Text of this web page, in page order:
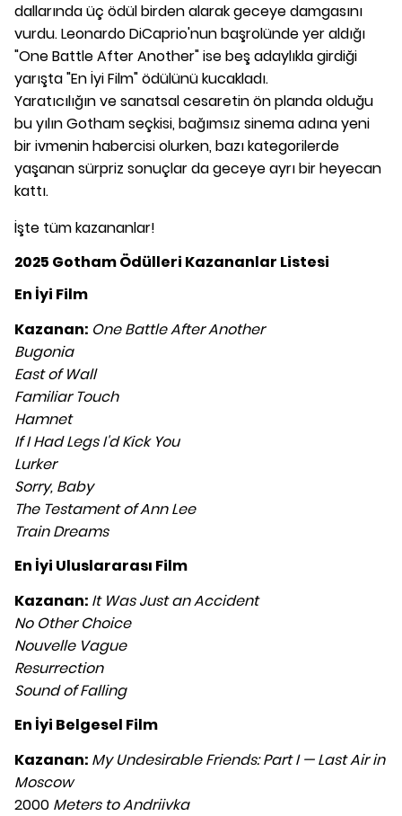
dallarında üç ödül birden alarak geceye damgasını
vurdu. Leonardo DiCaprio'nun başrolünde yer aldığı
"One Battle After Another" ise beş adaylıkla girdiği
yarışta "En İyi Film" ödülünü kucakladı.
Yaratıcılığın ve sanatsal cesaretin ön planda olduğu
bu yılın Gotham seçkisi, bağımsız sinema adına yeni
bir ivmenin habercisi olurken, bazı kategorilerde
yaşanan sürpriz sonuçlar da geceye ayrı bir heyecan
kattı.
İşte tüm kazananlar!
2025 Gotham Ödülleri Kazananlar Listesi
En İyi Film
Kazanan: One Battle After Another
Bugonia
East of Wall
Familiar Touch
Hamnet
If I Had Legs I'd Kick You
Lurker
Sorry, Baby
The Testament of Ann Lee
Train Dreams
En İyi Uluslararası Film
Kazanan: It Was Just an Accident
No Other Choice
Nouvelle Vague
Resurrection
Sound of Falling
En İyi Belgesel Film
Kazanan: My Undesirable Friends: Part I — Last Air in
Moscow
2000 Meters to Andriivka